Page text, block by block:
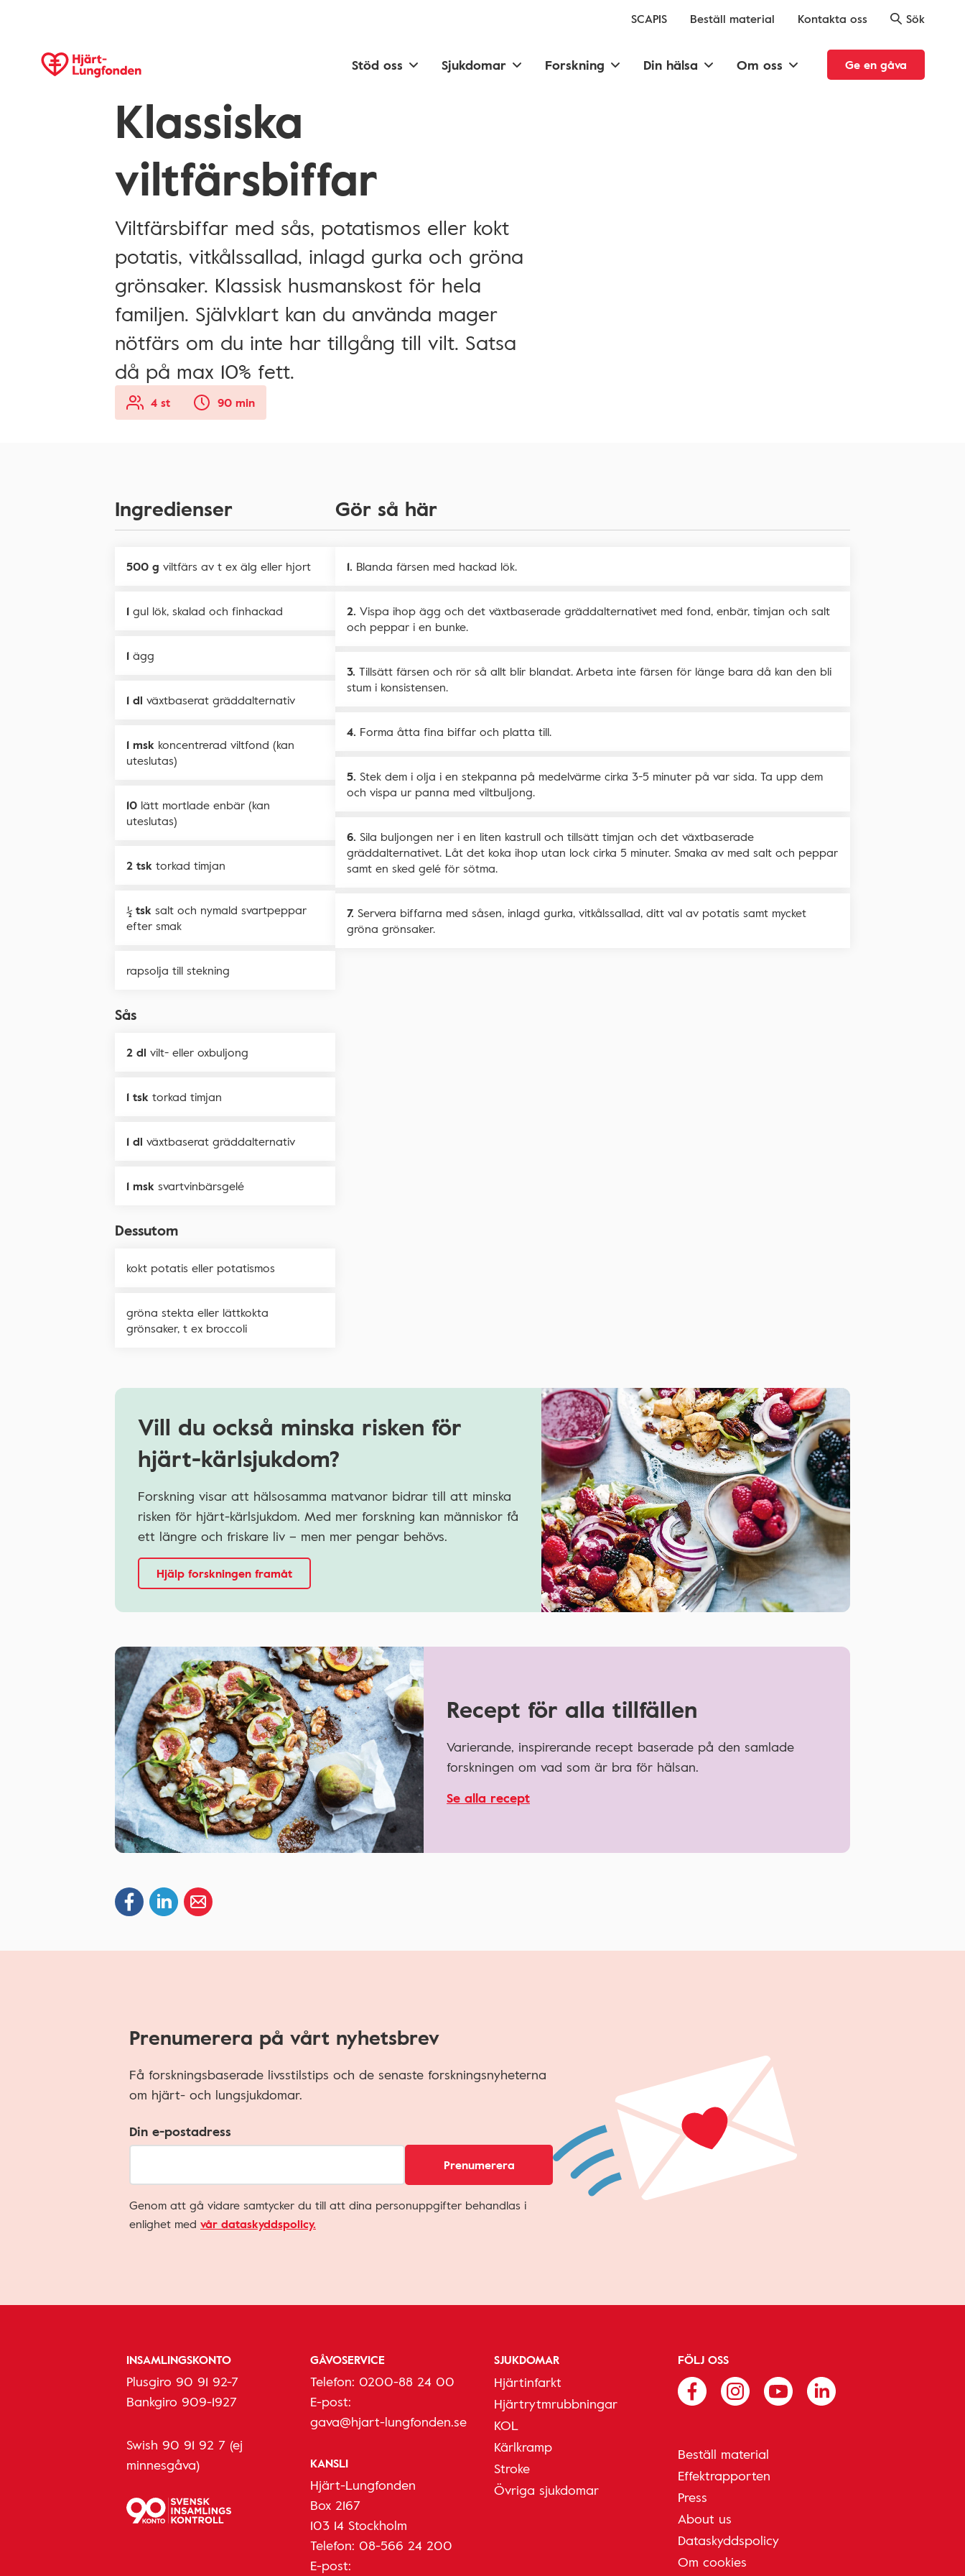
SCAPIS Beställ material Kontakta oss Sök
Stöd oss Sjukdomar Forskning Din hälsa Om oss Ge en gåva
Klassiska
viltfärsbiffar
Viltfärsbiffar med sås, potatismos eller kokt
potatis, vitkålssallad, inlagd gurka och gröna
grönsaker. Klassisk husmanskost för hela
familjen. Självklart kan du använda mager
nötfärs om du inte har tillgång till vilt. Satsa
då på max 10% fett.
4 st 90 min
Ingredienser
500 g viltfärs av t ex älg eller hjort
1 gul lök, skalad och finhackad
1 ägg
1 dl växtbaserat gräddalternativ
1 msk koncentrerad viltfond (kan
uteslutas)
10 lätt mortlade enbär (kan
uteslutas)
2 tsk torkad timjan
½ tsk salt och nymald svartpeppar
efter smak
rapsolja till stekning
Sås
2 dl vilt- eller oxbuljong
1 tsk torkad timjan
1 dl växtbaserat gräddalternativ
1 msk svartvinbärsgelé
Dessutom
kokt potatis eller potatismos
gröna stekta eller lättkokta
grönsaker, t ex broccoli
Gör så här
Blanda färsen med hackad lök.
Vispa ihop ägg och det växtbaserade gräddalternativet med fond, enbär, timjan och salt
och peppar i en bunke.
Tillsätt färsen och rör så allt blir blandat. Arbeta inte färsen för länge bara då kan den bli
stum i konsistensen.
Forma åtta fina biffar och platta till.
Stek dem i olja i en stekpanna på medelvärme cirka 3-5 minuter på var sida. Ta upp dem
och vispa ur panna med viltbuljong.
Sila buljongen ner i en liten kastrull och tillsätt timjan och det växtbaserade
gräddalternativet. Låt det koka ihop utan lock cirka 5 minuter. Smaka av med salt och peppar
samt en sked gelé för sötma.
Servera biffarna med såsen, inlagd gurka, vitkålssallad, ditt val av potatis samt mycket
gröna grönsaker.
Vill du också minska risken för
hjärt-kärlsjukdom?
Forskning visar att hälsosamma matvanor bidrar till att minska
risken för hjärt-kärlsjukdom. Med mer forskning kan människor få
ett längre och friskare liv – men mer pengar behövs.
Hjälp forskningen framåt
Recept för alla tillfällen
Varierande, inspirerande recept baserade på den samlade
forskningen om vad som är bra för hälsan.
Se alla recept
Prenumerera på vårt nyhetsbrev
Få forskningsbaserade livsstilstips och de senaste forskningsnyheterna
om hjärt- och lungsjukdomar.
Din e-postadress
Prenumerera
Genom att gå vidare samtycker du till att dina personuppgifter behandlas i
enlighet med vår dataskyddspolicy.
INSAMLINGSKONTO
Plusgiro 90 91 92-7
Bankgiro 909-1927
Swish 90 91 92 7 (ej
minnesgåva)
GÅVOSERVICE
Telefon: 0200-88 24 00
E-post:
gava@hjart-lungfonden.se
KANSLI
Hjärt-Lungfonden
Box 2167
103 14 Stockholm
Telefon: 08-566 24 200
E-post:
SJUKDOMAR
Hjärtinfarkt
Hjärtrytmrubbningar
KOL
Kärlkramp
Stroke
Övriga sjukdomar
FÖLJ OSS
Beställ material
Effektrapporten
Press
About us
Dataskyddspolicy
Om cookies